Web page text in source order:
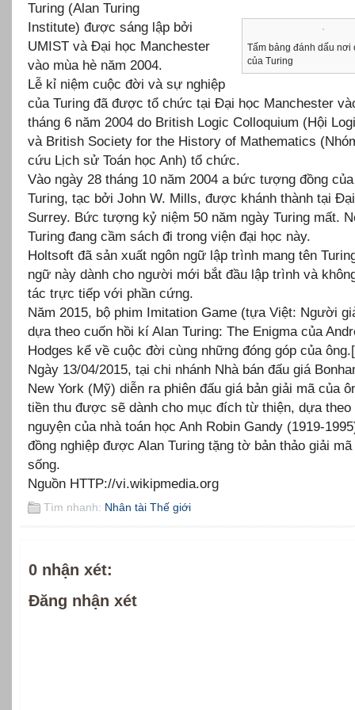
Tấm bảng đánh dấu nơi
của Turing
Turing (Alan Turing
Institute) được sáng lập bởi
UMIST và Đại học Manchester
vào mùa hè năm 2004.
Lễ kỉ niệm cuộc đời và sự nghiệp
của Turing đã được tổ chức tại Đại học Manchester
tháng 6 năm 2004 do British Logic Colloquium (Hội
và British Society for the History of Mathematics
cứu Lịch sử Toán học Anh) tổ chức.
Vào ngày 28 tháng 10 năm 2004 a bức tượng đồng
Turing, tạc bởi John W. Mills, được khánh thành tại
Surrey. Bức tượng kỷ niệm 50 năm ngày Turing mất.
Turing đang cầm sách đi trong viện đại học này.
Holtsoft đã sản xuất ngôn ngữ lập trình mang tên
ngữ này dành cho người mới bắt đầu lập trình và
tác trực tiếp với phần cứng.
Năm 2015, bộ phim Imitation Game (tựa Việt: Người
dựa theo cuốn hồi kí Alan Turing: The Enigma của
Hodges kể về cuộc đời cùng những đóng góp của
Ngày 13/04/2015, tại chi nhánh Nhà bán đấu giá
New York (Mỹ) diễn ra phiên đấu giá bản giải mã của
tiền thu được sẽ dành cho mục đích từ thiện, dựa theo
nguyện của nhà toán học Anh Robin Gandy (1919-
đồng nghiệp được Alan Turing tặng tờ bản thảo giải
sống.
Nguồn HTTP://vi.wikipmedia.org
Tìm nhanh: Nhân tài Thế giới
0 nhận xét:
Đăng nhận xét